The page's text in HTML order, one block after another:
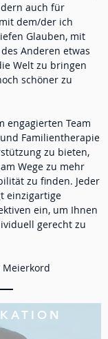
auch für
dem/der ich
Glauben, mit
Anderen etwas
Welt zu bringen
schöner zu
engagierten Team
Familientherapie
zu bieten,
Wege zu mehr
zu finden. Jeder
einzigartige
ein, um Ihnen
gerecht zu
Meierkord